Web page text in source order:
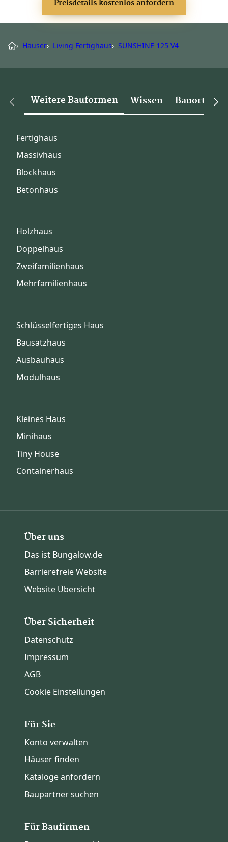
Preisdetails kostenlos anfordern
› Häuser› Living Fertighaus› SUNSHINE 125 V4
Weitere Bauformen Wissen Bauorte
Fertighaus
Massivhaus
Blockhaus
Betonhaus
Holzhaus
Doppelhaus
Zweifamilienhaus
Mehrfamilienhaus
Schlüsselfertiges Haus
Bausatzhaus
Ausbauhaus
Modulhaus
Kleines Haus
Minihaus
Tiny House
Containerhaus
Über uns
Das ist Bungalow.de
Barrierefreie Website
Website Übersicht
Über Sicherheit
Datenschutz
Impressum
AGB
Cookie Einstellungen
Für Sie
Konto verwalten
Häuser finden
Kataloge anfordern
Baupartner suchen
Für Baufirmen